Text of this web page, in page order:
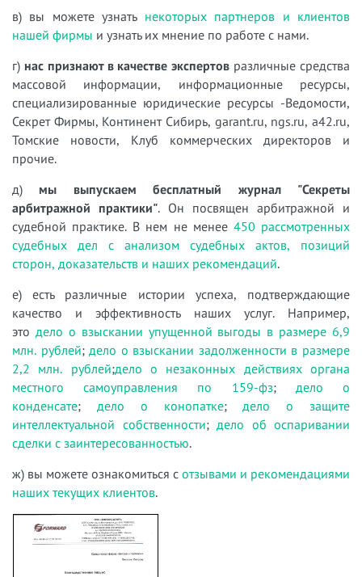
в) вы можете узнать некоторых партнеров и клиентов
нашей фирмы и узнать их мнение по работе с нами.
г) нас признают в качестве экспертов различные средства
массовой информации, информационные ресурсы,
специализированные юридические ресурсы -Ведомости,
Секрет Фирмы, Континент Сибирь, garant.ru, ngs.ru, a42.ru,
Томские новости, Клуб коммерческих директоров и
прочие.
д) мы выпускаем бесплатный журнал "Секреты
арбитражной практики". Он посвящен арбитражной и
судебной практике. В нем не менее 450 рассмотренных
судебных дел с анализом судебных актов, позиций
сторон, доказательств и наших рекомендаций.
е) есть различные истории успеха, подтверждающие
качество и эффективность наших услуг. Например,
это дело о взыскании упущенной выгоды в размере 6,9
млн. рублей;дело о взыскании задолженности в размере
2,2 млн. рублей;дело о незаконных действиях органа
местного самоуправления по 159-фз; дело о
конденсате; дело о конопатке;дело о защите
интеллектуальной собственности; дело об оспаривании
сделки с заинтересованностью.
ж) вы можете ознакомиться с отзывами и рекомендациями
наших текущих клиентов.